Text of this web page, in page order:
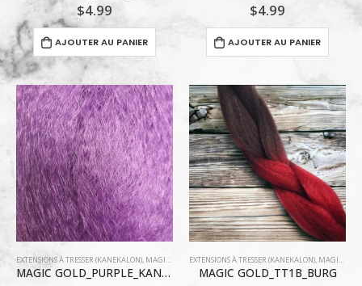
$4.99
AJOUTER AU PANIER
$4.99
AJOUTER AU PANIER
EXTENSIONS À TRESSER (KANEKALON), MAGIC GOLD COLLECTION
MAGIC GOLD_PURPLE_KANEKALON
EXTENSIONS À TRESSER (KANEKALON), MAGIC GOLD COLLECTION
MAGIC GOLD_TT1B_BURG